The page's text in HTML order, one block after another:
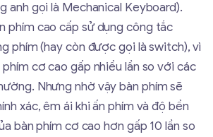
anh gọi là Mechanical Keyboard).
phím cao cấp sử dụng công tắc
phím (hay còn được gọi là switch), vì
cơ cao gấp nhiều lần so với các
Nhưng nhờ vậy bàn phím sẽ
xác, êm ái khi ấn phím và độ bền
bàn phím cơ cao hơn gấp 10 lần so